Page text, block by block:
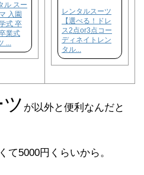
ル スー
入園
式 卒
業式
...
レンタルスーツ
【選べる！ドレ
ス2点or3点コー
ディネイトレン
タル...
が以外と便利なんだと
て5000円 くらいから。